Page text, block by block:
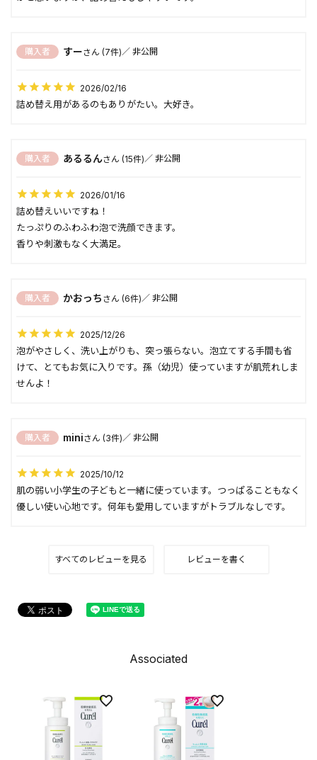
すー 7
購入者 非公開
2026/02/16
詰め替え用があるのもありがたい。大好き。
あるるん 15
購入者 非公開
2026/01/16
詰め替えいいですね！
たっぷりのふわふわ泡で洗顔できます。
香りや刺激もなく大満足。
かおっち 6
購入者 非公開
2025/12/26
泡がやさしく、洗い上がりも、突っ張らない。泡立てする手間も省
けて、とてもお気に入りです。孫（幼児）使っていますが肌荒れしま
せんよ！
mini 3
購入者 非公開
2025/10/12
肌の弱い小学生の子どもと一緒に使っています。つっぱることもなく
優しい使い心地です。何年も愛用していますがトラブルなしです。
すべてのレビューを見る レビューを書く
Associated